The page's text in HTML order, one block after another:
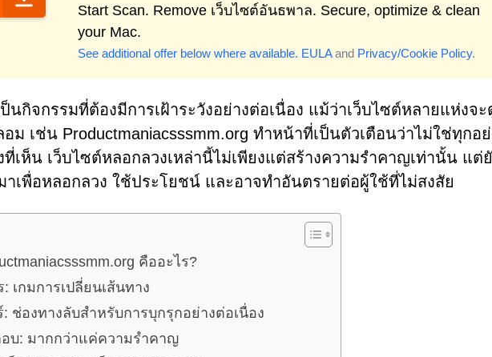
Start Scan. Remove เว็บไซต์อันธพาล. Secure, optimize & clean
your Mac.
See additional offer below where available. EULAand Privacy/Cookie Policy.
นกิจกรรมที่ต้องมีการเฝ้าระวังอย่างต่อเนื่อง แม้ว่าเว็บไซต์หลายแห่งจะ
ม เช่น Productmaniacsssmm.org ทำหน้าที่เป็นตัวเตือนว่าไม่ใช่ทุกอย่
เห็น เว็บไซต์หลอกลวงเหล่านี้ไม่เพียงแต่สร้างความรำคาญเท่านั้น แต่
เพื่อหลอกลวง ใช้ประโยชน์ และอาจทำอันตรายต่อผู้ใช้ที่ไม่สงสัย
คืออะไร?
เกมการเปลี่ยนเส้นทาง
: ช่องทางลับสำหรับการบุกรุกอย่างต่อเนื่อง
บ: มากกว่าแค่ความรำคาญ